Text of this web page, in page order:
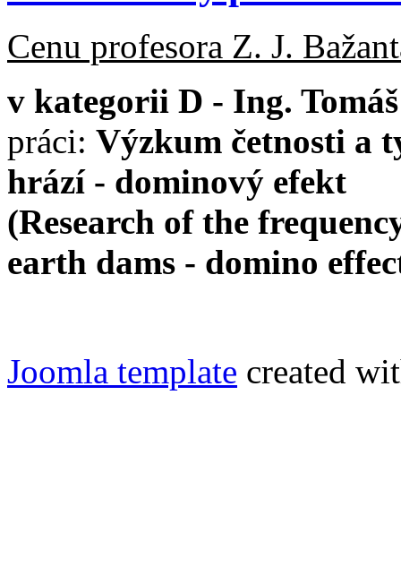
Cenu profesora Z. J.
v kategorii D - Ing.
práci: Výzkum četnosti a
hrází - dominový efekt
(Research of the
earth dams - domino
Joomla template created